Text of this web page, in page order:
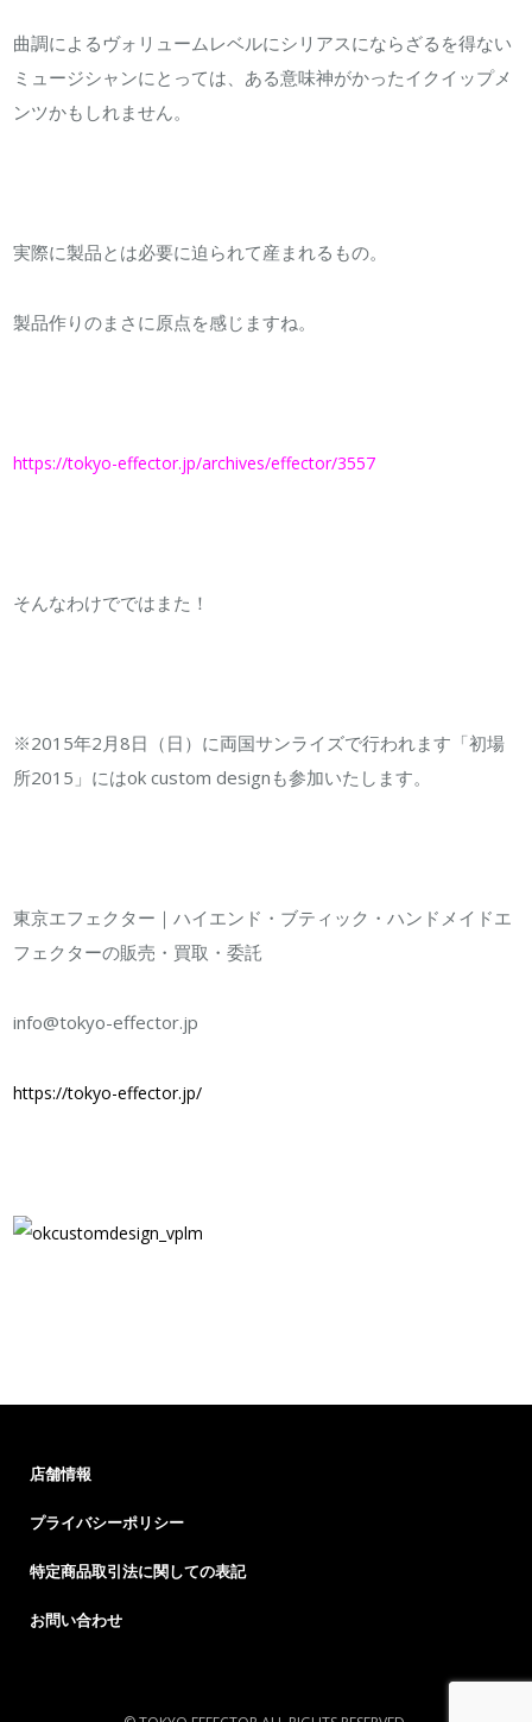
曲調によるヴォリュームレベルにシリアスにならざるを得ない
ミュージシャンにとっては、ある意味神がかったイクイップメ
ンツかもしれません。
実際に製品とは必要に迫られて産まれるもの。
製品作りのまさに原点を感じますね。
https://tokyo-effector.jp/archives/effector/3557
そんなわけでではまた！
※2015年2月8日（日）に両国サンライズで行われます「初場
所2015」にはok custom designも参加いたします。
東京エフェクター｜ハイエンド・ブティック・ハンドメイドエ
フェクターの販売・買取・委託
info@tokyo-effector.jp
https://tokyo-effector.jp/
店舗情報
プライバシーポリシー
特定商品取引法に関しての表記
お問い合わせ